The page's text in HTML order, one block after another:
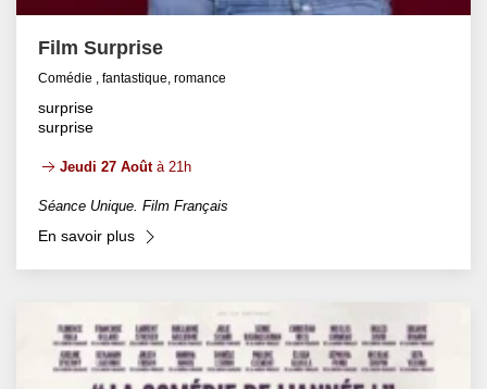
Film Surprise
Comédie , fantastique, romance
surprise
surprise
Jeudi 27 Aoûtà 21h
Séance Unique. Film Français
En savoir plus